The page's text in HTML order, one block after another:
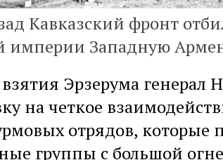
Кавказский фронт
империи Западную
Эрзерума генерал
на четкое
отрядов, которые
группы с большой